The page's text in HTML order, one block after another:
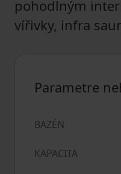
pohodlným
vířivky, infra
Parametre
BAZÉN
KAPACITA